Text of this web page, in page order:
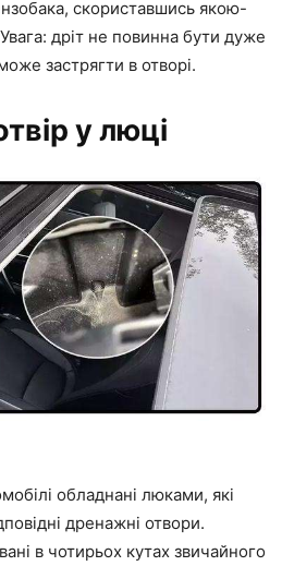
скориставшись якою-
дріт не повинна бути дуже
застрягти в отворі.
у люці
обладнані люками, які
дренажні отвори.
в чотирьох кутах звичайного